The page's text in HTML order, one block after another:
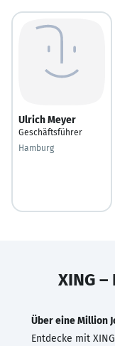
Ulrich Meyer
Geschäftsführer
Hamburg
XING
Über eine Million
Entdecke mit